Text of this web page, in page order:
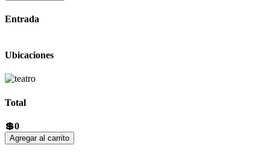
Entrada
Ubicaciones
Total
💲0
Agregar al carrito